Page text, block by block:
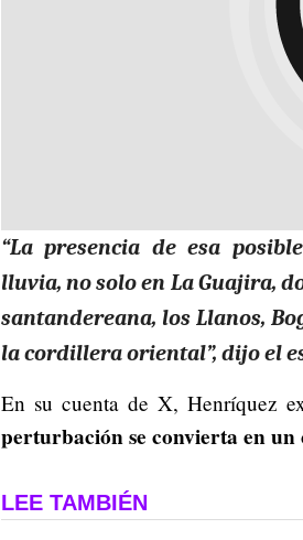
“La presencia de esa
lluvia, no solo en La Guajira,
santandereana, los Llanos,
la cordillera oriental”, dijo el
En su cuenta de X, Henríquez
perturbación se convierta en
LEE TAMBIÉN